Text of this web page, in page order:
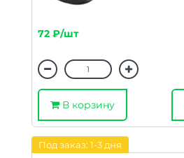
72 ₽/шт
В корзину
Под заказ: 1-3 дня